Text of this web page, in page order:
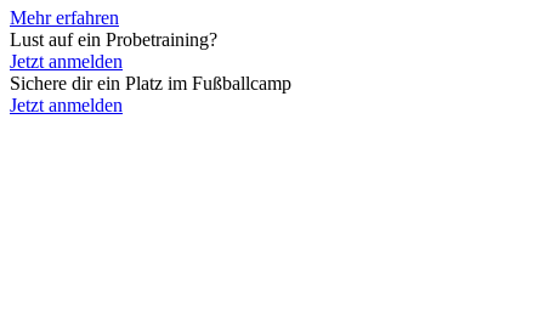
Mehr erfahren
Lust auf ein Probetraining?
Jetzt anmelden
Sichere dir ein Platz im Fußballcamp
Jetzt anmelden